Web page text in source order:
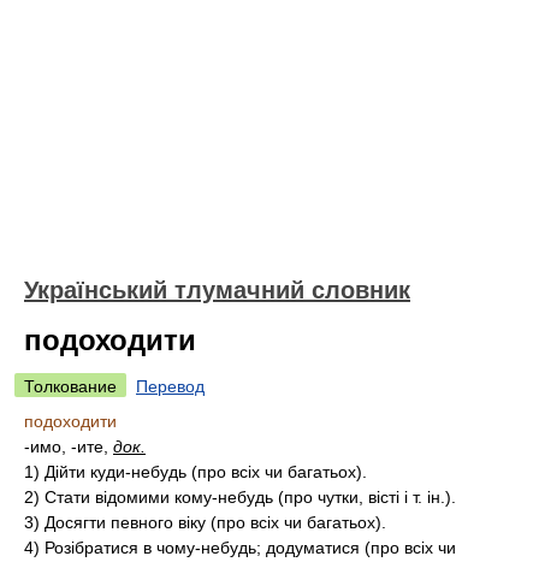
Український тлумачний словник
подоходити
Толкование
Перевод
подоходити
-имо, -ите, док.
1) Дійти куди-небудь (про всіх чи багатьох).
2) Стати відомими кому-небудь (про чутки, вісті і т. ін.).
3) Досягти певного віку (про всіх чи багатьох).
4) Розібратися в чому-небудь; додуматися (про всіх чи